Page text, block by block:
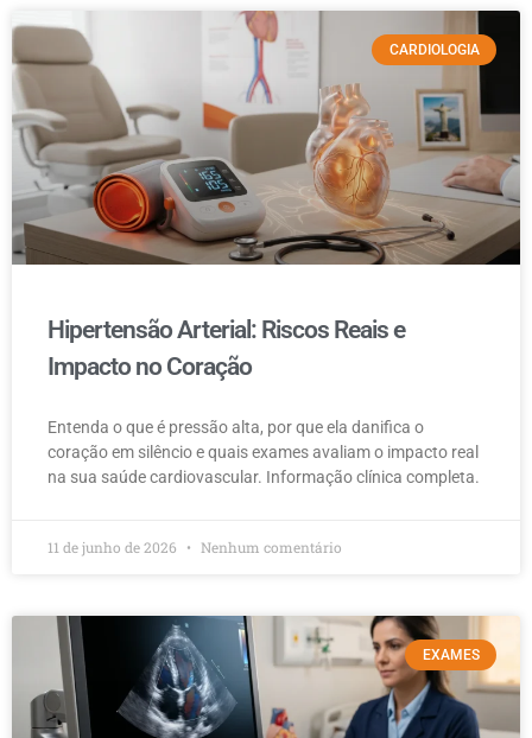
CARDIOLOGIA
Hipertensão Arterial: Riscos Reais e
Impacto no Coração
Entenda o que é pressão alta, por que ela danifica o
coração em silêncio e quais exames avaliam o impacto real
na sua saúde cardiovascular. Informação clínica completa.
11 de junho de 2026 Nenhum comentário
EXAMES